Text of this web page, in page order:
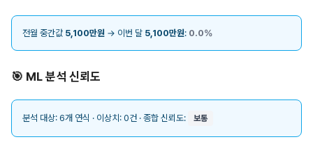
전월 중간값 5,100만원 → 이번 달 5,100만원: 0.0%
🎯 ML 분석 신뢰도
분석 대상: 6개 연식 · 이상치: 0건 · 종합 신뢰도: 보통